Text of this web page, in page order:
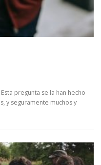
pregunta se la han hecho
y seguramente muchos y